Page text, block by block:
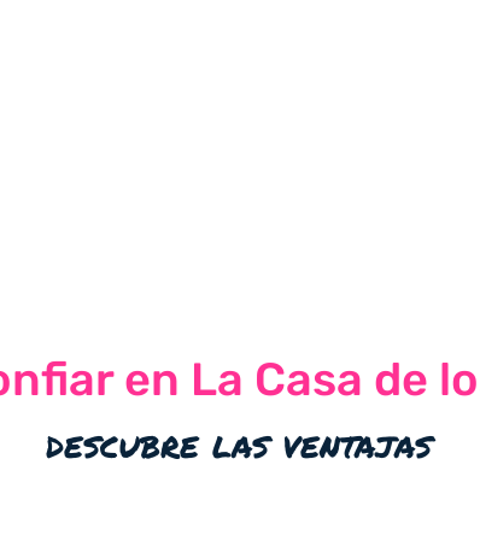
en La Casa de
descubre las ventajas